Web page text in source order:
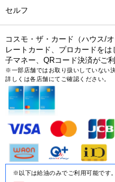
セルフ
コスモ・ザ・カード（ハウス/
レートカード、プロカードを
子マネー、QRコード決済がご
※一部店舗ではお取り扱いしていない
詳しくは各店舗にてご確認ください。
※以下は給油のみでご利用可能です。